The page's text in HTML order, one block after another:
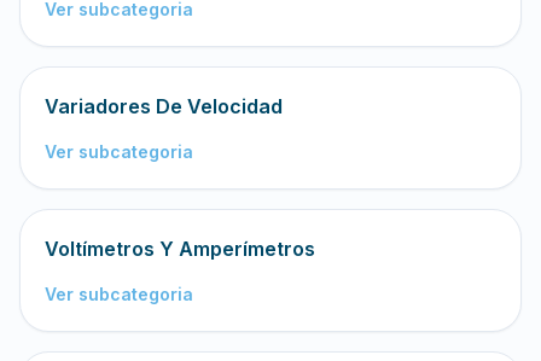
Ver subcategoria
Variadores De Velocidad
Ver subcategoria
Voltímetros Y Amperímetros
Ver subcategoria